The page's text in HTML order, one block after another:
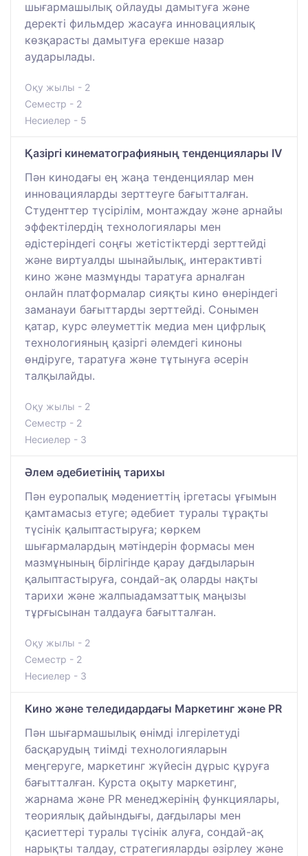
шығармашылық ойлауды дамытуға және
деректі фильмдер жасауға инновациялық
көзқарасты дамытуға ерекше назар
аударылады.
Оқу жылы - 2
Семестр - 2
Несиелер - 5
Қазіргі кинематографияның тенденциялары IV
Пән кинодағы ең жаңа тенденциялар мен
инновацияларды зерттеуге бағытталған.
Студенттер түсірілім, монтаждау және арнайы
эффектілердің технологиялары мен
әдістеріндегі соңғы жетістіктерді зерттейді
және виртуалды шынайылық, интерактивті
кино және мазмұнды таратуға арналған
онлайн платформалар сияқты кино өнеріндегі
заманауи бағыттарды зерттейді. Сонымен
қатар, курс әлеуметтік медиа мен цифрлық
технологияның қазіргі әлемдегі киноны
өндіруге, таратуға және тұтынуға әсерін
талқылайды.
Оқу жылы - 2
Семестр - 2
Несиелер - 3
Әлем әдебиетінің тарихы
Пән еуропалық мәдениеттің іргетасы ұғымын
қамтамасыз етуге; әдебиет туралы тұрақты
түсінік қалыптастыруға; көркем
шығармалардың мәтіндерін формасы мен
мазмұнының бірлігінде қарау дағдыларын
қалыптастыруға, сондай-ақ оларды нақты
тарихи және жалпыадамзаттық маңызы
тұрғысынан талдауға бағытталған.
Оқу жылы - 2
Семестр - 2
Несиелер - 3
Кино және теледидардағы Маркетинг және PR
Пән шығармашылық өнімді ілгерілетуді
басқарудың тиімді технологияларын
меңгеруге, маркетинг жүйесін дұрыс құруға
бағытталған. Курста оқыту маркетинг,
жарнама және PR менеджерінің функциялары,
теориялық дайындығы, дағдылары мен
қасиеттері туралы түсінік алуға, сондай-ақ
нарықты талдау, стратегияларды әзірлеу және